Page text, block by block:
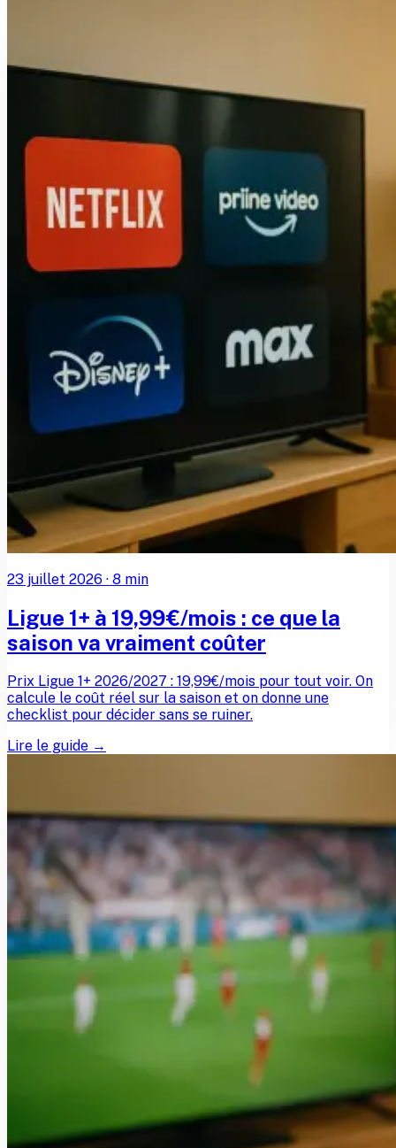
23 juillet 2026 · 8 min
Ligue 1+ à 19,99€/mois : ce que la
saison va vraiment coûter
Prix Ligue 1+ 2026/2027 : 19,99€/mois pour tout voir. On
calcule le coût réel sur la saison et on donne une
checklist pour décider sans se ruiner.
Lire le guide →